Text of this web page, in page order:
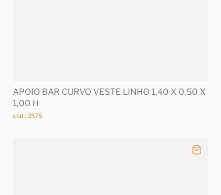
APOIO BAR CURVO VESTE LINHO 1,40 X 0,50 X
1,00 H
cód.: 2575